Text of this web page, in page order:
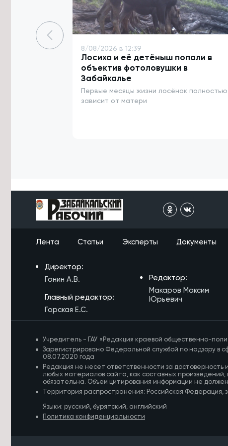
проведению Единого дня
голосования обсудили в Забайкалье
7/08/2026 в 15:38
Объём строительства в ДФО в 1,5
раза превышает
среднероссийский уровень
7/08/2026 в 15:21
Росгвардейцы потушили
загоревшийся дом в Акше и спасли
Забайкалье развивает технологии
ИИ для БПЛА
7/08/2026 в 14:36
Забайкалья проведут ротацию в
Красноярском крае
7/08/2026 в 14:23
Житель Архангельска похитил 13 млн
рублей у родственников бойцов
СВО в Забайкалье
7/08/2026 в 14:12
этом году
7/08/2026 в 13:51
Юрий Трутнев рассказал
Президенту о подготовке к
ВЭФ-2026
7/08/2026 в 13:25
Пострадавшего от удара током на
8/08/2026 в 12:39
Лосиха и её детёныш попали в
объектив фотоловушки в
Забайкалье
Первые месяцы жизни лосёнок полностью
зависит от матери
Лента Статьи Эксперты Документы
Директор:
Гонин А.В.
Главный редактор:
Горская Е.С.
Редактор:
Макаров Максим
Юрьевич
Учредитель - ГАУ «Редакция краевой общественно-
Зарегистрировано Федеральной службой по надзору в
08.07.2020 года
Редакция не несет ответственности за
любых материалов сайта, как составных
обязательна. Объем цитирования информации не
Территория распространения: Российская Федерация,
Языки: русский, бурятский, английский
Политика конфиденциальности